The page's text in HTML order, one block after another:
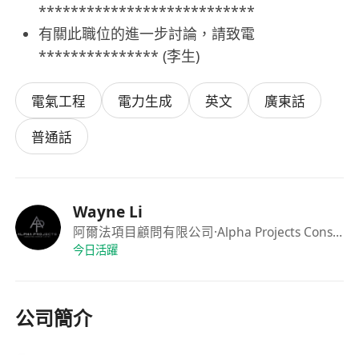
***************************
有關此職位的進一步討論，請致電
*************** (李生)
電氣工程 電力生成 英文
廣東話
普通話
Wayne Li
阿爾法項目顧問有限公司·Alpha Projects Consulting Company Limited
今日活躍
公司簡介